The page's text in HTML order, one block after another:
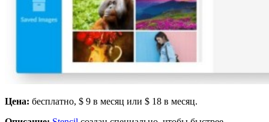
Цена: бесплатно, $ 9 в месяц или $ 18 в месяц.